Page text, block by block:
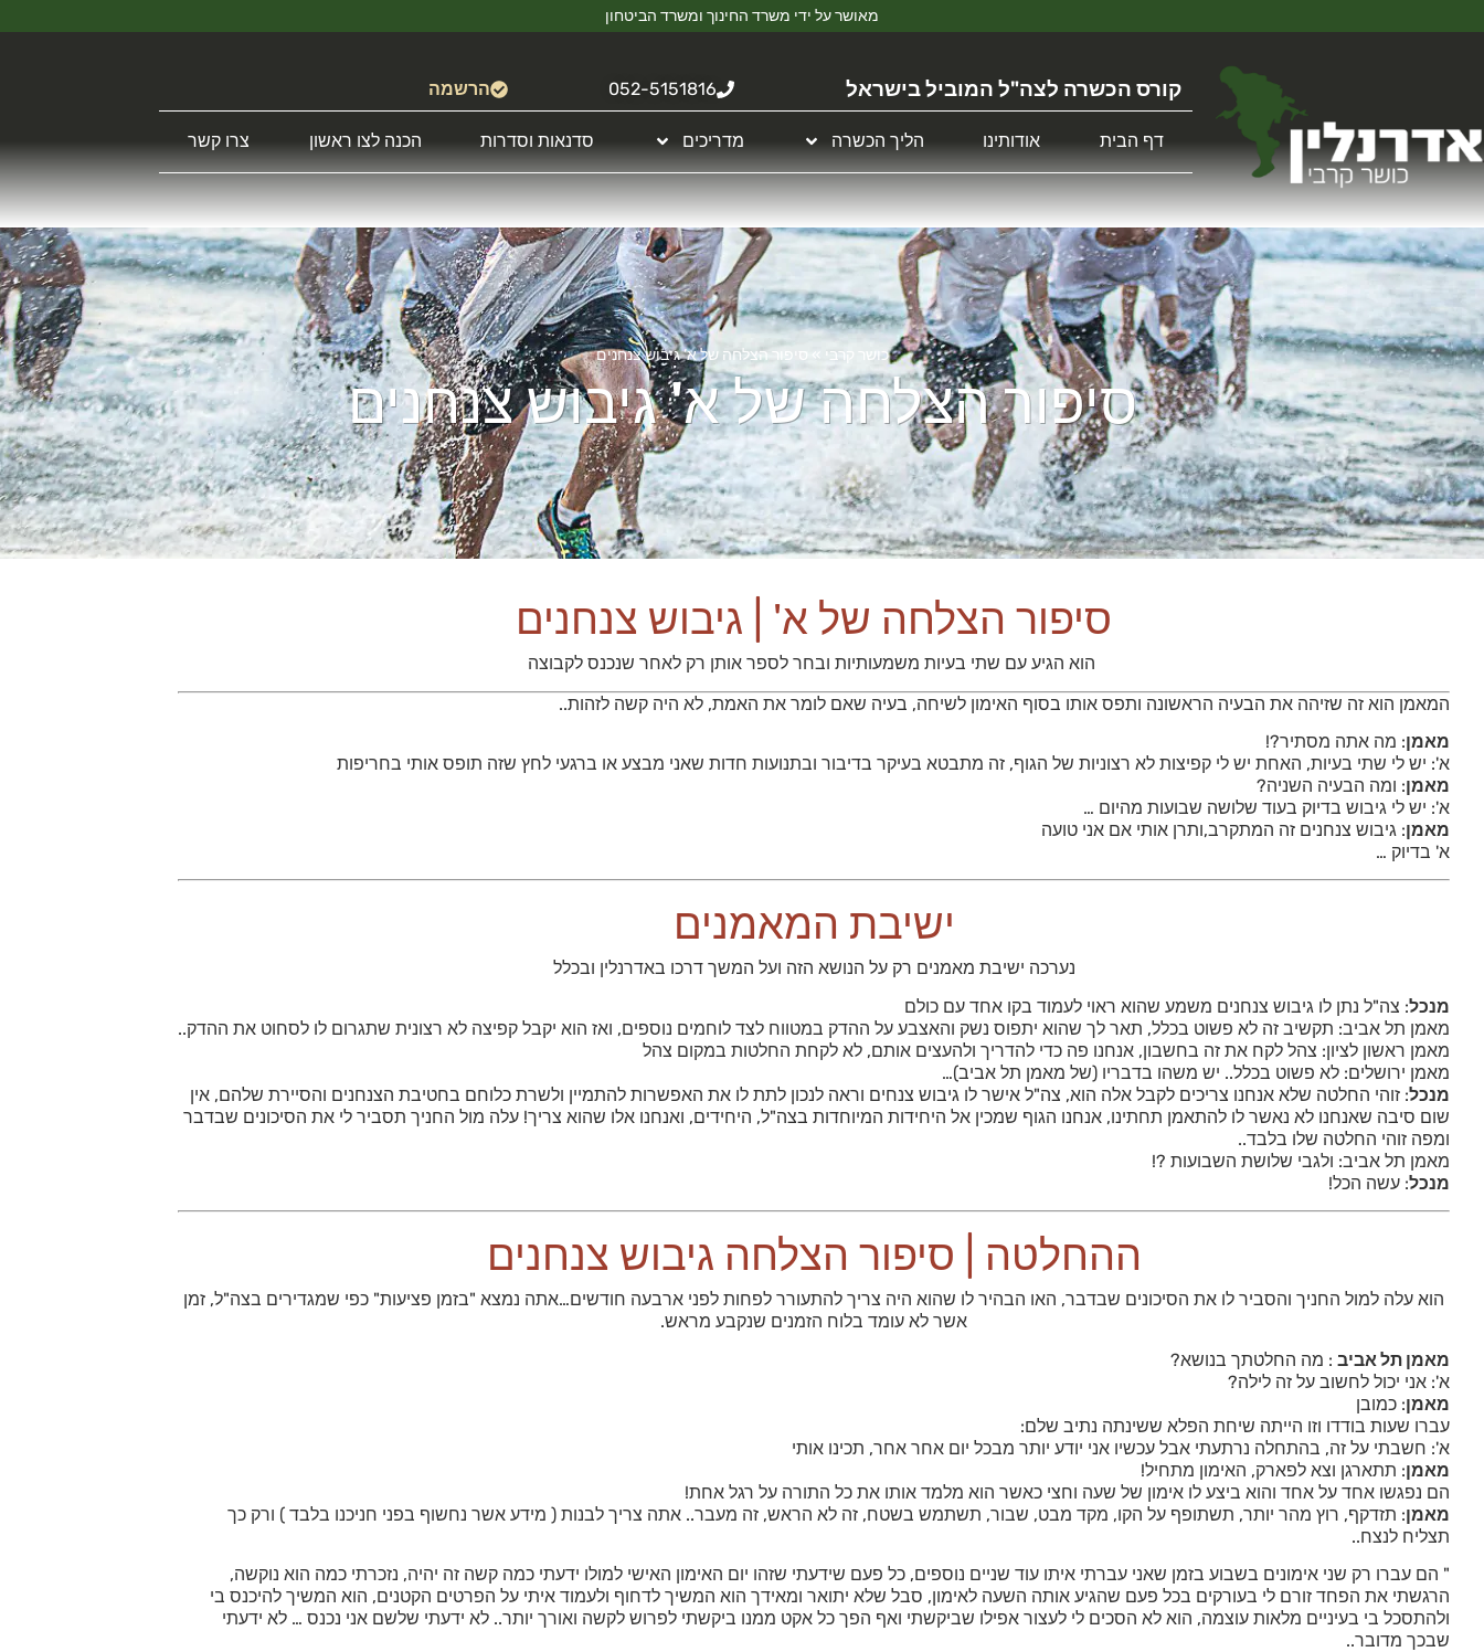
מאושר על ידי משרד החינוך ומשרד הביטחון
קורס הכשרה לצה"ל המוביל בישראל 052-5151816 הרשמה
דף הבית אודותינו הליך הכשרה מדריכים סדנאות וסדרות הכנה לצו ראשון צרו קשר
כושר קרבי » סיפור הצלחה של א’ גיבוש צנחנים
סיפור הצלחה של א' גיבוש צנחנים
סיפור הצלחה של א' | גיבוש צנחנים
הוא הגיע עם שתי בעיות משמעותיות ובחר לספר אותן רק לאחר שנכנס לקבוצה
המאמן הוא זה שזיהה את הבעיה הראשונה ותפס אותו בסוף האימון לשיחה, בעיה שאם לומר את האמת, לא היה קשה לזהות..
מאמן: מה אתה מסתיר?!
א': יש לי שתי בעיות, האחת יש לי קפיצות לא רצוניות של הגוף, זה מתבטא בעיקר בדיבור ובתנועות חדות שאני מבצע או ברגעי לחץ שזה תופס אותי בחריפות
מאמן: ומה הבעיה השניה?
א': יש לי גיבוש בדיוק בעוד שלושה שבועות מהיום …
מאמן: גיבוש צנחנים זה המתקרב,ותרן אותי אם אני טועה
א' בדיוק …
ישיבת המאמנים
נערכה ישיבת מאמנים רק על הנושא הזה ועל המשך דרכו באדרנלין ובכלל
מנכל: צה"ל נתן לו גיבוש צנחנים משמע שהוא ראוי לעמוד בקו אחד עם כולם
מאמן תל אביב: תקשיב זה לא פשוט בכלל, תאר לך שהוא יתפוס נשק והאצבע על ההדק במטווח לצד לוחמים נוספים, ואז הוא יקבל קפיצה לא רצונית שתגרום לו לסחוט את ההדק..
מאמן ראשון לציון: צהל לקח את זה בחשבון, אנחנו פה כדי להדריך ולהעצים אותם, לא לקחת החלטות במקום צהל
מאמן ירושלים: לא פשוט בכלל.. יש משהו בדבריו (של מאמן תל אביב)…
מנכל: זוהי החלטה שלא אנחנו צריכים לקבל אלה הוא, צה"ל אישר לו גיבוש צנחים וראה לנכון לתת לו את האפשרות להתמיין ולשרת כלוחם בחטיבת הצנחנים והסיירת שלהם, אין
שום סיבה שאנחנו לא נאשר לו להתאמן תחתינו, אנחנו הגוף שמכין אל היחידות המיוחדות בצה"ל, היחידים, ואנחנו אלו שהוא צריך! עלה מול החניך תסביר לי את הסיכונים שבדבר
ומפה זוהי החלטה שלו בלבד..
מאמן תל אביב: ולגבי שלושת השבועות ?!
מנכל: עשה הכל!
ההחלטה | סיפור הצלחה גיבוש צנחנים
הוא עלה למול החניך והסביר לו את הסיכונים שבדבר, האו הבהיר לו שהוא היה צריך להתעורר לפחות לפני ארבעה חודשים…אתה נמצא "בזמן פציעות" כפי שמגדירים בצה"ל, זמן
אשר לא עומד בלוח הזמנים שנקבע מראש.
מאמן תל אביב : מה החלטתך בנושא?
א': אני יכול לחשוב על זה לילה?
מאמן: כמובן
עברו שעות בודדו וזו הייתה שיחת הפלא ששינתה נתיב שלם:
א': חשבתי על זה, בהתחלה נרתעתי אבל עכשיו אני יודע יותר מבכל יום אחר אחר, תכינו אותי
מאמן: תתארגן וצא לפארק, האימון מתחיל!
הם נפגשו אחד על אחד והוא ביצע לו אימון של שעה וחצי כאשר הוא מלמד אותו את כל התורה על רגל אחת!
מאמן: תזדקף, רוץ מהר יותר, תשתופף על הקו, מקד מבט, שבור, תשתמש בשטח, זה לא הראש, זה מעבר.. אתה צריך לבנות ( מידע אשר נחשוף בפני חניכנו בלבד ) ורק כך
תצליח לנצח..
" הם עברו רק שני אימונים בשבוע בזמן שאני עברתי איתו עוד שניים נוספים, כל פעם שידעתי שזהו יום האימון האישי למולו ידעתי כמה קשה זה יהיה, נזכרתי כמה הוא נוקשה,
הרגשתי את הפחד זורם לי בעורקים בכל פעם שהגיע אותה השעה לאימון, סבל שלא יתואר ומאידך הוא המשיך לדחוף ולעמוד איתי על הפרטים הקטנים, הוא המשיך להיכנס בי
ולהתסכל בי בעיניים מלאות עוצמה, הוא לא הסכים לי לעצור אפילו שביקשתי ואף הפך כל אקט ממנו ביקשתי לפרוש לקשה ואורך יותר.. לא ידעתי שלשם אני נכנס … לא ידעתי
שבכך מדובר..